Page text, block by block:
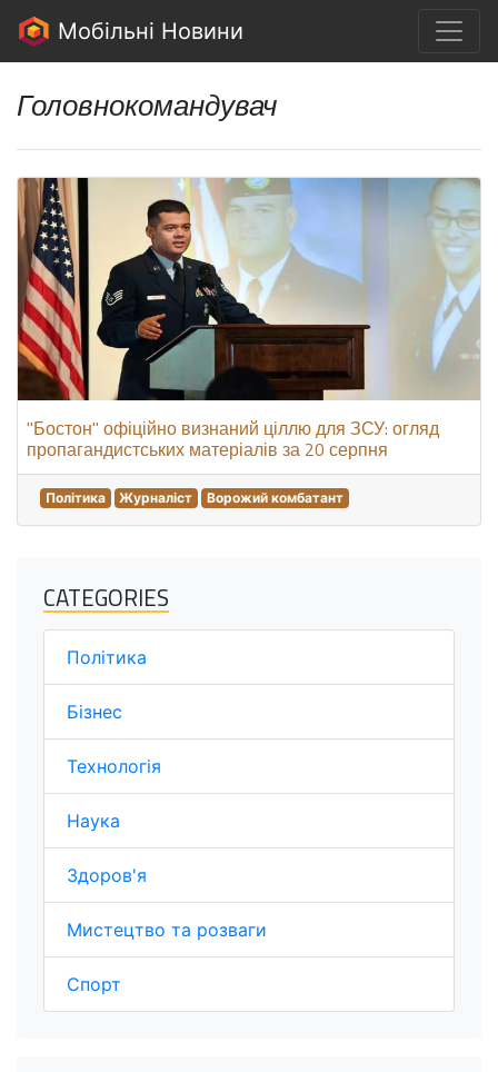
Мобільні Новини
Головнокомандувач
"Бостон" офіційно визнаний ціллю для ЗСУ: огляд
пропагандистських матеріалів за 20 серпня
Політика Журналіст Ворожий комбатант
CATEGORIES
Політика
Бізнес
Технологія
Наука
Здоров'я
Мистецтво та розваги
Спорт